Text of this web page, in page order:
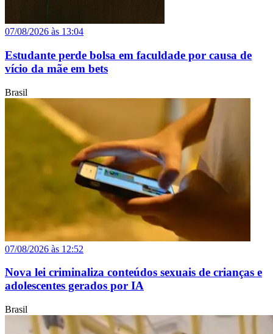
07/08/2026 às 13:04
Estudante perde bolsa em faculdade por causa de
vício da mãe em bets
Brasil
07/08/2026 às 12:52
Nova lei criminaliza conteúdos sexuais de crianças e
adolescentes gerados por IA
Brasil